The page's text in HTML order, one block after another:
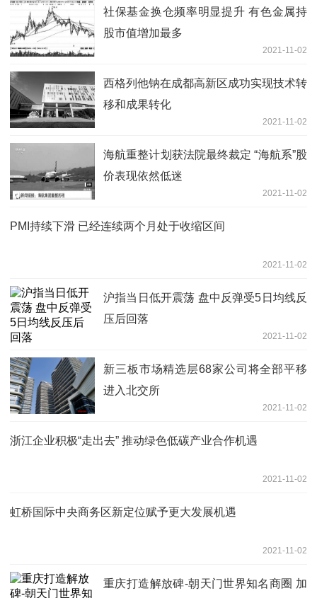
社保基金换仓频率明显提升 有色金属持
股市值增加最多
2021-11-02
西格列他钠在成都高新区成功实现技术转
移和成果转化
2021-11-02
海航重整计划获法院最终裁定 “海航系”股
价表现依然低迷
2021-11-02
PMI持续下滑 已经连续两个月处于收缩区间
2021-11-02
沪指当日低开震荡 盘中反弹受5日均线反
压后回落
2021-11-02
新三板市场精选层68家公司将全部平移
进入北交所
2021-11-02
浙江企业积极“走出去” 推动绿色低碳产业合作机遇
2021-11-02
虹桥国际中央商务区新定位赋予更大发展机遇
2021-11-02
重庆打造解放碑-朝天门世界知名商圈 加